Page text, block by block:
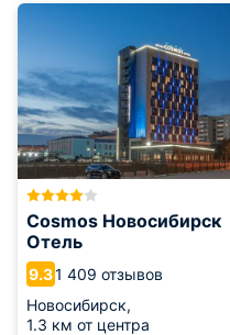
С этажа на этаж можно
фонтанами, а можно
Парковка на 1200 мест
Режим работы: ежедневно
Cosmos Новосибирск
Отель
9.31 409 отзывов
Новосибирск,
1.3 км от центра